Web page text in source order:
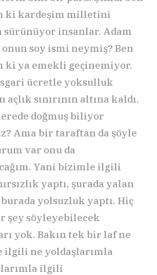
ki kardeşim milletini
sürünüyor insanlar. Adam
soy ismi neymiş? Ben
ki ya emekli geçinemiyor.
ücretle yoksulluk
açlık sınırının altına kaldı.
doğmuş biliyor
Ama bir taraftan da şöyle
var onu da
Yani bizimle ilgili
yaptı, şurada yalan
yolsuzluk yaptı. Hiç
şey söyleyebilecek
yok. Bakın tek bir laf ne
ilgili ne yoldaşlarımla
ilgili